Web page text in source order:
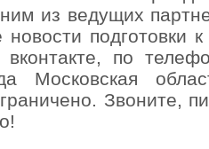
из ведущих
подготовки
вконтакте, по
Московская
Звоните,